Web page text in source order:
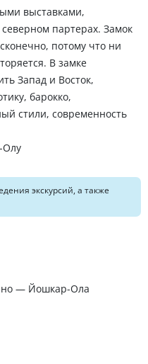
выставками,
партерах. Замок
потому что ни
В замке
Запад и Восток,
барокко,
стили, современность
Олу
экскурсий, а также
— Йошкар-Ола